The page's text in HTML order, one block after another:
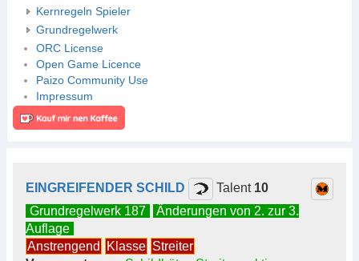
Kernregeln Spieler
Grundregelwerk
ORC License
Open Game Licence
Paizo Community Use
Impressum
EINGREIFENDER SCHILD Talent 10
Grundregelwerk 187
Änderungen von 2. zur 3.
Auflage
Anstrengend
Klasse Streiter